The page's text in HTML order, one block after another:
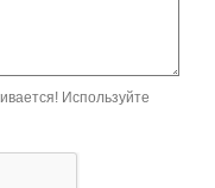
Используйте